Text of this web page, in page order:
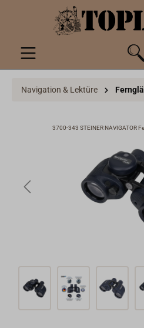
springen
Navigation & Lektüre
3700-343 STEINER NAVIGATOR